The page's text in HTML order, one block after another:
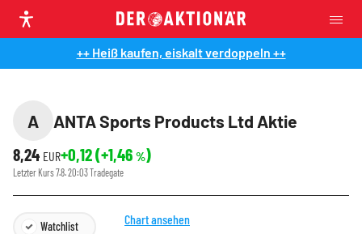
++ Heiß kaufen, eiskalt verdoppeln ++
A
ANTA Sports Products Ltd Aktie
8,24 EUR+0,12(+1,46 %)
Letzter Kurs7.8. 20:03Tradegate
Watchlist Chart ansehen